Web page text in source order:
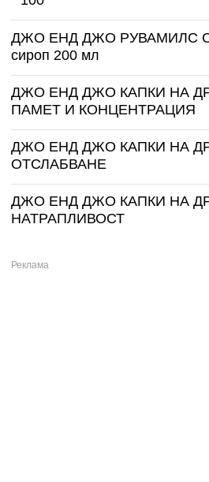
ДЖО ЕНД ДЖО РУВАМИЛС
сироп 200 мл
ДЖО ЕНД ДЖО КАПКИ НА
ПАМЕТ И КОНЦЕНТРАЦИЯ
ДЖО ЕНД ДЖО КАПКИ НА
ОТСЛАБВАНЕ
ДЖО ЕНД ДЖО КАПКИ НА
НАТРАПЛИВОСТ